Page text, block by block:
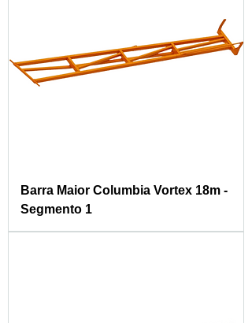
Barra Maior Columbia Vortex 18m -
Segmento 1